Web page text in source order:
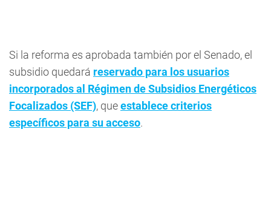
Si la reforma es aprobada también por el Senado, el
subsidio quedará reservado para los usuarios
incorporados al Régimen de Subsidios Energéticos
Focalizados (SEF), queestablece criterios
específicos para su acceso.